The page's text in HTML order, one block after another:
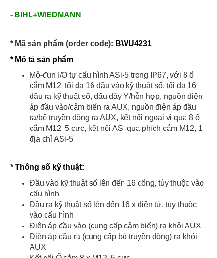
- BIHL+WIEDMANN
* Mã sản phẩm (order code): BWU4231
* Mô tả sản phẩm
Mô-đun I/O tự cấu hình ASi-5 trong IP67, với 8 ổ
cắm M12, tối đa 16 đầu vào kỹ thuật số, tối đa 16
đầu ra kỹ thuật số, đấu dây Y/hỗn hợp, nguồn điện
áp đầu vào/cảm biến ra AUX, nguồn điện áp đầu
ra/bộ truyền động ra AUX, kết nối ngoại vi qua 8 ổ
cắm M12, 5 cực, kết nối ASi qua phích cắm M12, 1
địa chỉ ASi-5
* Thông số kỹ thuật:
Đầu vào kỹ thuật số lên đến 16 cổng, tùy thuộc vào
cấu hình
Đầu ra kỹ thuật số lên đến 16 x điện tử, tùy thuộc
vào cấu hình
Điện áp đầu vào (cung cấp cảm biến) ra khỏi AUX
Điện áp đầu ra (cung cấp bộ truyền động) ra khỏi
AUX